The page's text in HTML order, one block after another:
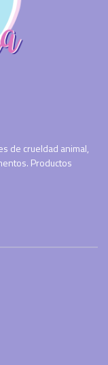
de crueldad animal,
Productos